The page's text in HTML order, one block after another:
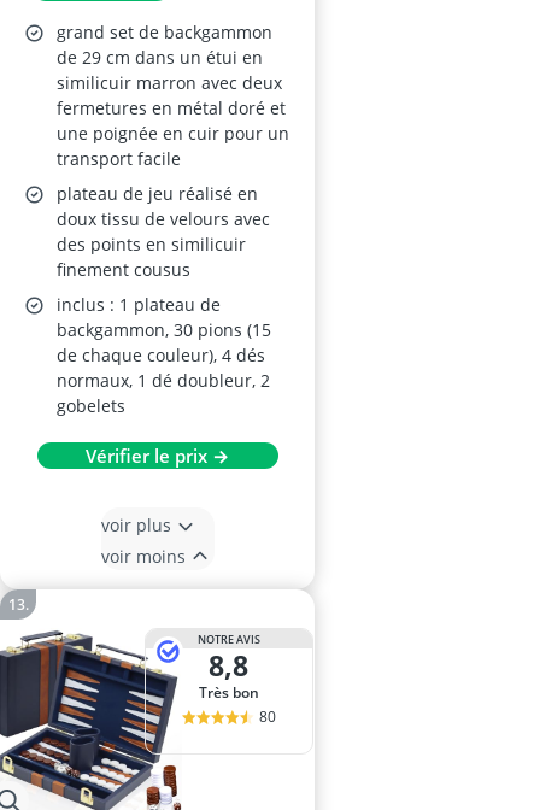
grand set de backgammon
de 29 cm dans un étui en
similicuir marron avec deux
fermetures en métal doré et
une poignée en cuir pour un
transport facile
plateau de jeu réalisé en
doux tissu de velours avec
des points en similicuir
finement cousus
inclus : 1 plateau de
backgammon, 30 pions (15
de chaque couleur), 4 dés
normaux, 1 dé doubleur, 2
gobelets
Vérifier le prix →
voir plus
voir moins
NOTRE AVIS
8,8
Très bon
80